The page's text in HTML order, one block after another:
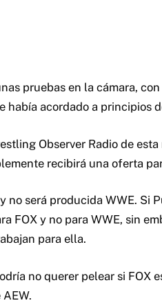
pruebas en la cámara,
acordado a principios
Observer Radio de
recibirá una oferta
no será producida WWE. Si
FOX y no para WWE, sin
para ella.
no querer pelear si FOX